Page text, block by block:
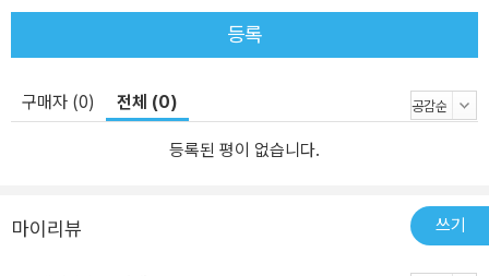
등록
구매자 (0) 전체 (0)
등록된 평이 없습니다.
마이리뷰 쓰기